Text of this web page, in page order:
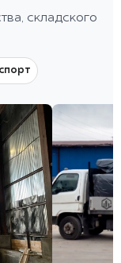
складского